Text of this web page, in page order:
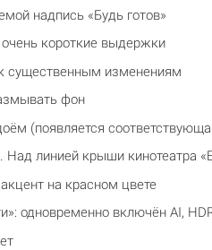
надпись «Будь готов»
короткие выдержки
существенным изменениям
фон
(появляется
линией крыши кинотеатра
на красном цвете
одновременно включён AI,